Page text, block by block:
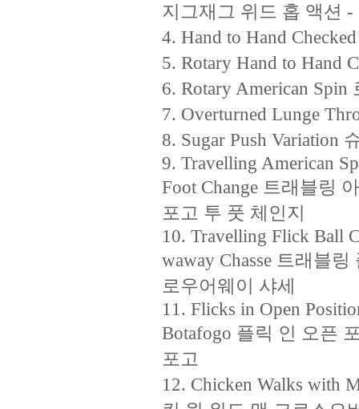
지그재그 위드 홉 액션
4. Hand to Hand
5. Rotary Hand to Hand
6. Rotary American
7. Overturned Lunge
8. Sugar Push Variation
9. Travelling American
Foot Change 트래블링
포고 투 풋 체인지
10. Travelling Flick Ball
waway Chasse 트래블
로우어웨이 샤세
11. Flicks in Open
Botafogo 플릭 인 오픈
포고
12. Chicken Walks with